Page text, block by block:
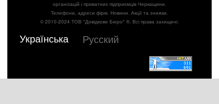
організацій і приватних підприємців Черкащини.
Телефони, адреси фірм. Новини. Акції та знижки.
© 2010-2024 ТОВ "Довідкове Бюро" ®. Всі права захищені.
Українська Русский